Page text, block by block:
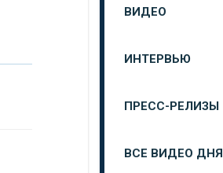
ВИДЕО
ИНТЕРВЬЮ
ПРЕСС-РЕЛИЗЫ
ВСЕ ВИДЕО ДНЯ